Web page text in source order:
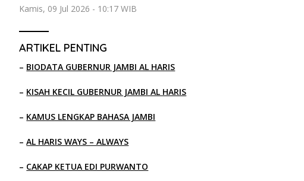
Kamis, 09 Jul 2026 - 10:17 WIB
ARTIKEL PENTING
– BIODATA GUBERNUR JAMBI AL HARIS
– KISAH KECIL GUBERNUR JAMBI AL HARIS
– KAMUS LENGKAP BAHASA JAMBI
–AL HARIS WAYS – ALWAYS
– CAKAP KETUA EDI PURWANTO